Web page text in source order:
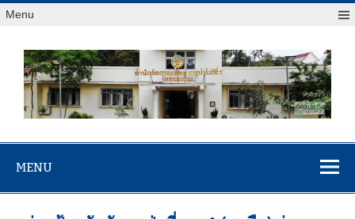
Menu
สจป.ที่ 7
(ขอนแก่น)
MENU